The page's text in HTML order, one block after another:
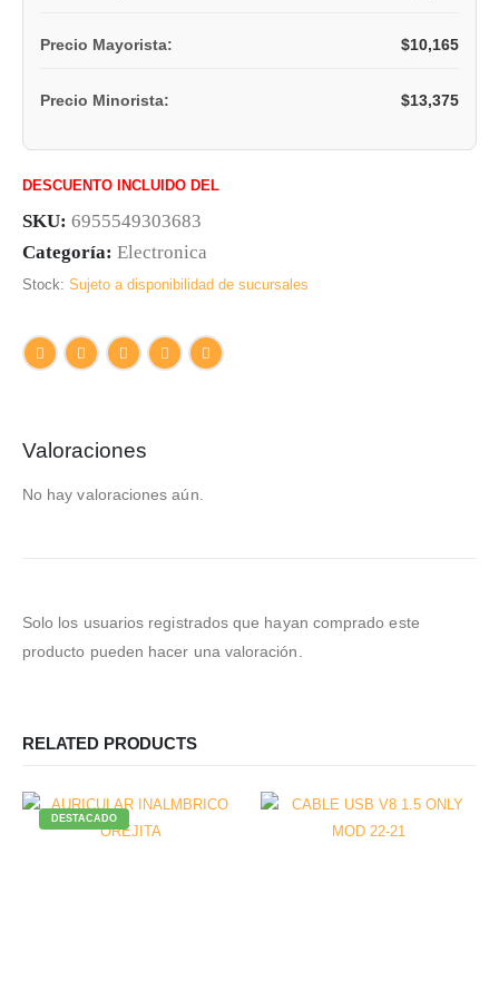
Precio Mayorista: $10,165
Precio Minorista: $13,375
DESCUENTO INCLUIDO DEL
SKU: 6955549303683
Categoría: Electronica
Stock: Sujeto a disponibilidad de sucursales
Valoraciones
No hay valoraciones aún.
Solo los usuarios registrados que hayan comprado este
producto pueden hacer una valoración.
RELATED PRODUCTS
DESTACADO